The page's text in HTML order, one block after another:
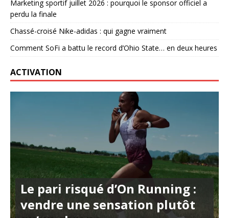
Marketing sportif juillet 2026 : pourquoi le sponsor officiel a
perdu la finale
Chassé-croisé Nike-adidas : qui gagne vraiment
Comment SoFi a battu le record d’Ohio State… en deux heures
ACTIVATION
Le pari risqué d’On Running :
vendre une sensation plutôt